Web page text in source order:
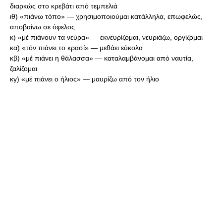
διαρκώς στο κρεβάτι από τεμπελιά
ιθ) «πιάνω τόπο» — χρησιμοποιούμαι κατάλληλα, επωφελώς,
αποβαίνω σε όφελος
κ) «μέ πιάνουν τα νεύρα» — εκνευρίζομαι, νευριάζω, οργίζομαι
κα) «τόν πιάνει το κρασί» — μεθάει εύκολα
κβ) «μέ πιάνει η θάλασσα» — καταλαμβάνομαι από ναυτία,
ζαλίζομαι
κγ) «μέ πιάνει ο ήλιος» — μαυρίζω από τον ήλιο